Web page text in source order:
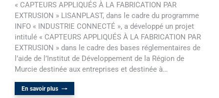
« CAPTEURS APPLIQUÉS À LA FABRICATION PAR
EXTRUSION » LISANPLAST, dans le cadre du programme
INFO « INDUSTRIE CONNECTÉ », a développé un projet
intitulé « CAPTEURS APPLIQUÉS À LA FABRICATION PAR
EXTRUSION » dans le cadre des bases réglementaires de
l’aide de l’Institut de Développement de la Région de
Murcie destinée aux entreprises et destinée à…
En savoir plus